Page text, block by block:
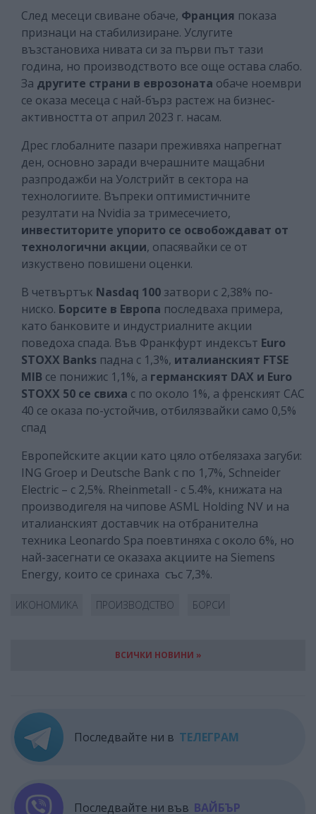
След месеци свиване обаче, Франция показа
признаци на стабилизиране. Услугите
възстановиха нивата си за първи път тази
година, но производството все още остава слабо.
За другите страни в еврозоната обаче ноември
се оказа месеца с най-бърз растеж на бизнес-
активността от април 2023 г. насам.
Дрес глобалните пазари преживяха напрегнат
ден, основно заради вчерашните мащабни
разпродажби на Уолстрийт в сектора на
технологиите. Въпреки оптимистичните
резултати на Nvidia за тримесечието,
инвеститорите упорито се освобождават от
технологични акции, опасявайки се от
изкуствено повишени оценки.
В четвъртък Nasdaq 100 затвори с 2,38% по-
ниско. Борсите в Европа последваха примера,
като банковите и индустриалните акции
поведоха спада. Във Франкфурт индексът Euro
STOXX Banks падна с 1,3%, италианският FTSE
MIB се понижис 1,1%, а германският DAX и Euro
STOXX 50 се свиха с по около 1%, а френският CAC
40 се оказа по-устойчив, отбилязвайки само 0,5%
спад
Европейските акции като цяло отбелязаха загуби:
ING Groep и Deutsche Bank с по 1,7%, Schneider
Electric – с 2,5%. Rheinmetall - с 5.4%, книжата на
производигеля на чипове ASML Holding NV и на
италианският доставчик на отбранителна
техника Leonardo Spa поевтиняха с около 6%, но
най-засегнати се оказаха акциите на Siemens
Energy, които се сринаха със 7,3%.
ИКОНОМИКА ПРОИЗВОДСТВО БОРСИ
ВСИЧКИ НОВИНИ »
Последвайте ни в ТЕЛЕГРАМ
Последвайте ни във ВАЙБЪР